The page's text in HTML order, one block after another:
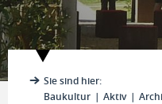
Sie sind hier:
Baukultur
Aktiv